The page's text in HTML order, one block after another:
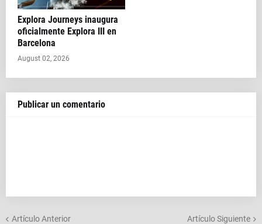
Explora Journeys inaugura
oficialmente Explora III en
Barcelona
August 02, 2026
Publicar un comentario
Artículo Anterior Artículo Siguiente